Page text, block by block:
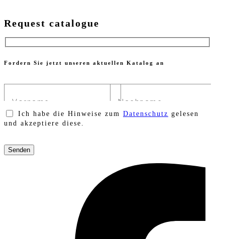
Request catalogue
Fordern Sie jetzt unseren aktuellen Katalog an
Ich habe die Hinweise zum Datenschutz gelesen
und akzeptiere diese.
lasse